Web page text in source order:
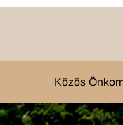
Közös